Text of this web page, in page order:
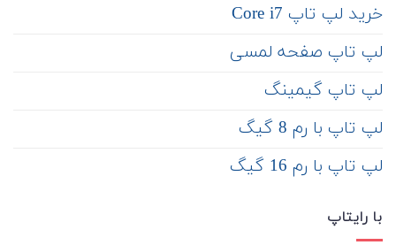
خرید لپ تاپ Core i7
لپ تاپ صفحه لمسی
لپ تاپ گیمینگ
لپ تاپ با رم 8 گیگ
لپ تاپ با رم 16 گیگ
با رایتاپ